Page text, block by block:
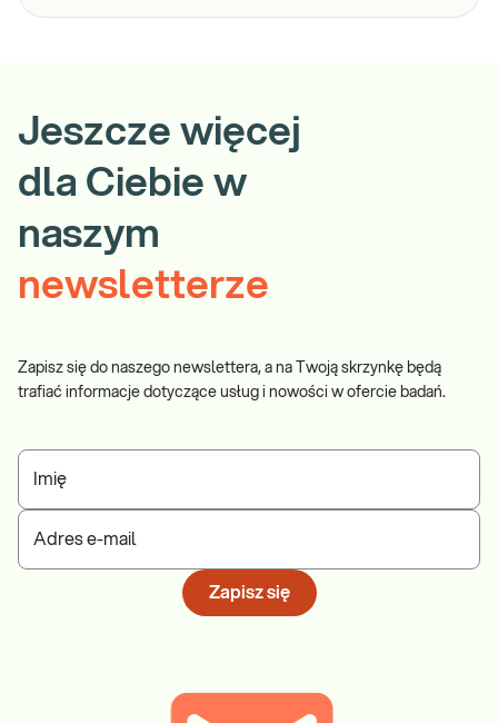
Jeszcze więcej
dla Ciebie w
naszym
newsletterze
Zapisz się do naszego newslettera, a na Twoją skrzynkę będą
trafiać informacje dotyczące usług i nowości w ofercie badań.
Imię
Adres e-mail
Zapisz się